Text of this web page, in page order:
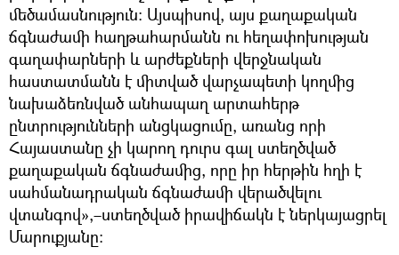
մեծամասնություն։ Այսպիսով, այս քաղաքական
ճգնաժամի հաղթահարմանն ու հեղափոխության
գաղափարների և արժեքների վերջնական
հաստատմանն է միտված վարչապետի կողմից
նախաձեռնված անհապաղ արտահերթ
ընտրությունների անցկացումը, առանց որի
Հայաստանը չի կարող դուրս գալ ստեղծված
քաղաքական ճգնաժամից, որը իր հերթին հղի է
սահմանադրական ճգնաժամի վերածվելու
վտանգով»,–ստեղծված իրավիճակն է ներկայացրել
Մարուքյանը։